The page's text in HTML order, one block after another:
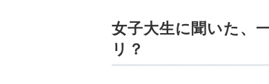
女子大生に聞いた、
リ？